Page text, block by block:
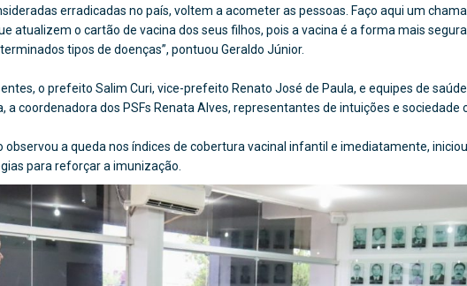
erradicadas no país, voltem a acometer as pessoas. Faço aqui um
atualizem o cartão de vacina dos seus filhos, pois a vacina é a forma mais
tipos de doenças”, pontuou Geraldo Júnior.
o prefeito Salim Curi, vice-prefeito Renato José de Paula, e equipes de
a coordenadora dos PSFs Renata Alves, representantes de intuições e sociedade
observou a queda nos índices de cobertura vacinal infantil e imediatamente,
para reforçar a imunização.